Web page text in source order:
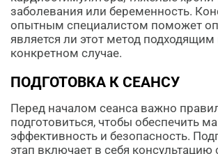
заболевания или беременность.
опытным специалистом поможет
является ли этот метод
конкретном случае.
ПОДГОТОВКА К СЕАНСУ
Перед началом сеанса важно
подготовиться, чтобы обеспечить
эффективность и безопасность.
этап включает в себя консультацию